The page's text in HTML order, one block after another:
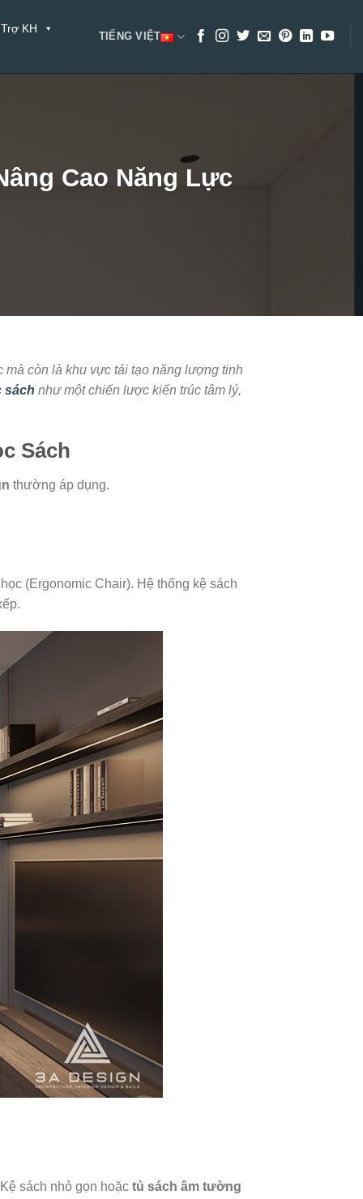
KH
TIẾNG VIỆT
Cao Năng Lực
còn là khu vực tái tạo năng lượng tinh
sách như một chiến lược kiến trúc tâm lý,
Sách
thường áp dụng.
(Ergonomic Chair). Hệ thống kệ sách
sách nhỏ gọn hoặc tủ sách âm tường